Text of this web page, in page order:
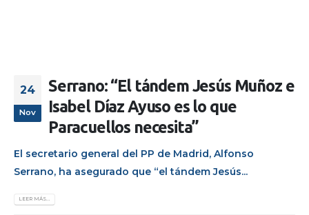
24
Nov
Serrano: “El tándem Jesús Muñoz e
Isabel Díaz Ayuso es lo que
Paracuellos necesita”
El secretario general del PP de Madrid, Alfonso
Serrano, ha asegurado que “el tándem Jesús...
LEER MÁS...